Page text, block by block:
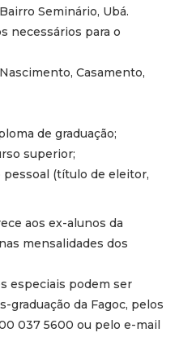
Seminário, Ubá.
necessários para o
Casamento,
de graduação;
superior;
pessoal (título de eleitor,
aos ex-alunos da
mensalidades dos
especiais podem ser
graduação da Fagoc, pelos
037 5600 ou pelo e-mail